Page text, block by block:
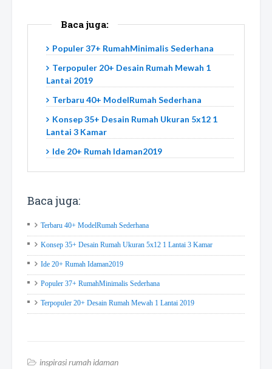
Baca juga:
Populer 37+ RumahMinimalis Sederhana
Terpopuler 20+ Desain Rumah Mewah 1
Lantai 2019
Terbaru 40+ ModelRumah Sederhana
Konsep 35+ Desain Rumah Ukuran 5x12 1
Lantai 3 Kamar
Ide 20+ Rumah Idaman2019
Baca juga:
Terbaru 40+ ModelRumah Sederhana
Konsep 35+ Desain Rumah Ukuran 5x12 1 Lantai 3 Kamar
Ide 20+ Rumah Idaman2019
Populer 37+ RumahMinimalis Sederhana
Terpopuler 20+ Desain Rumah Mewah 1 Lantai 2019
inspirasi rumah idaman